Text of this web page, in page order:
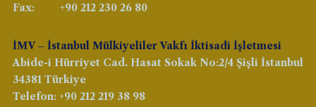
Fax: +90 212 230 26 80
İMV – İstanbul Mülkiyeliler Vakfı İktisadi İşletmesi
Abide-i Hürriyet Cad. Hasat Sokak No:2/4 Şişli İstanbul
34381 Türkiye
Telefon: +90 212 219 38 98